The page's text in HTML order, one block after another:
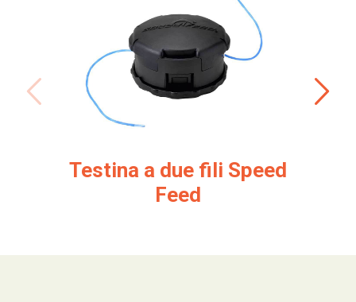
Testina a due fili Speed
Feed